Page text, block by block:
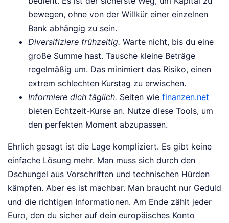
bewegen, ohne von der Willkür einer einzelnen
Bank abhängig zu sein.
Diversifiziere frühzeitig. Warte nicht, bis du eine
große Summe hast. Tausche kleine Beträge
regelmäßig um. Das minimiert das Risiko, einen
extrem schlechten Kurstag zu erwischen.
Informiere dich täglich. Seiten wie finanzen.net
bieten Echtzeit-Kurse an. Nutze diese Tools, um
den perfekten Moment abzupassen.
Ehrlich gesagt ist die Lage kompliziert. Es gibt keine
einfache Lösung mehr. Man muss sich durch den
Dschungel aus Vorschriften und technischen Hürden
kämpfen. Aber es ist machbar. Man braucht nur Geduld
und die richtigen Informationen. Am Ende zählt jeder
Euro, den du sicher auf dein europäisches Konto